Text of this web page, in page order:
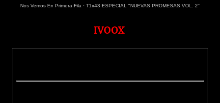
Nos Vemos En Primera Fila · T1x43 ESPECIAL "NUEVAS PROMESAS VOL. 2"
IVOOX